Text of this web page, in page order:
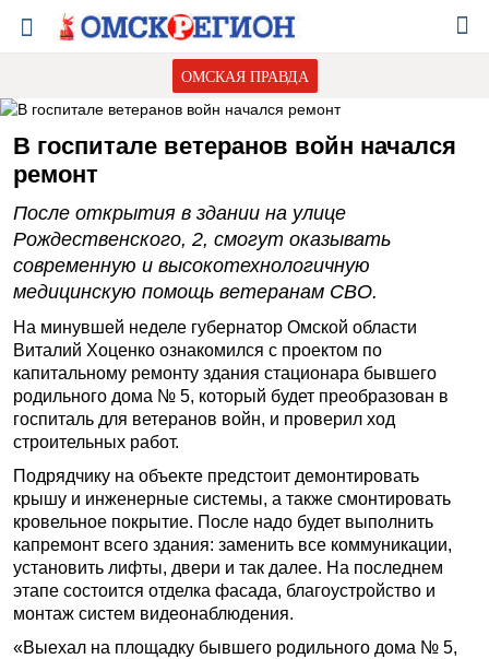
ОМСКАЯ ПРАВДА
В госпитале ветеранов войн начался
ремонт
После открытия в здании на улице
Рождественского, 2, смогут оказывать
современную и высокотехнологичную
медицинскую помощь ветеранам СВО.
На минувшей неделе губернатор Омской области
Виталий Хоценко ознакомился с проектом по
капитальному ремонту здания стационара бывшего
родильного дома № 5, который будет преобразован в
госпиталь для ветеранов войн, и проверил ход
строительных работ.
Подрядчику на объекте предстоит демонтировать
крышу и инженерные системы, а также смонтировать
кровельное покрытие. После надо будет выполнить
капремонт всего здания: заменить все коммуникации,
установить лифты, двери и так далее. На последнем
этапе состоится отделка фасада, благоустройство и
монтаж систем видеонаблюдения.
«Выехал на площадку бывшего родильного дома № 5,